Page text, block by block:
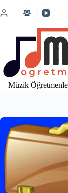
atla
Müzik